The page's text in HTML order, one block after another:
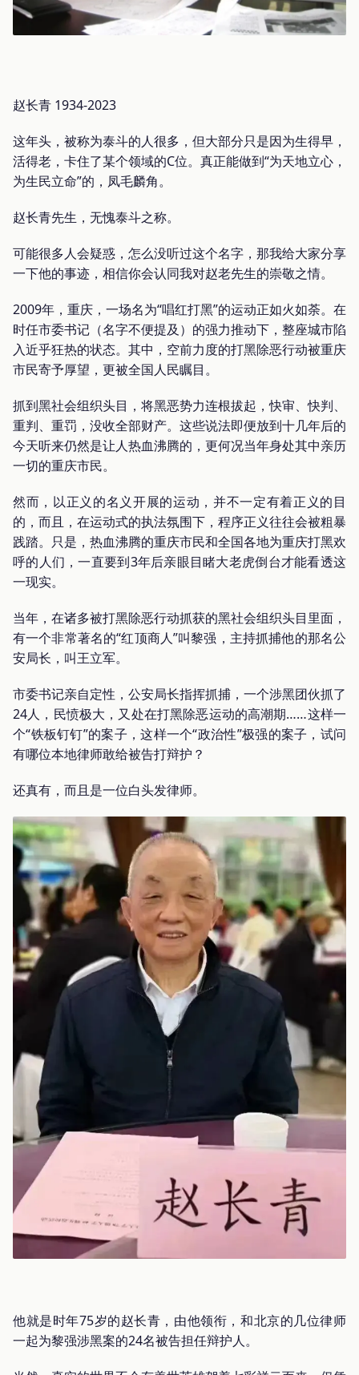
赵长青 1934-2023
这年头，被称为泰斗的人很多，但大部分只是因为生得早，
活得老，卡住了某个领域的C位。真正能做到“为天地立心，
为生民立命”的，凤毛麟角。
赵长青先生，无愧泰斗之称。
可能很多人会疑惑，怎么没听过这个名字，那我给大家分享
一下他的事迹，相信你会认同我对赵老先生的崇敬之情。
2009年，重庆，一场名为“唱红打黑”的运动正如火如荼。在
时任市委书记（名字不便提及）的强力推动下，整座城市陷
入近乎狂热的状态。其中，空前力度的打黑除恶行动被重庆
市民寄予厚望，更被全国人民瞩目。
抓到黑社会组织头目，将黑恶势力连根拔起，快审、快判、
重判、重罚，没收全部财产。这些说法即便放到十几年后的
今天听来仍然是让人热血沸腾的，更何况当年身处其中亲历
一切的重庆市民。
然而，以正义的名义开展的运动，并不一定有着正义的目
的，而且，在运动式的执法氛围下，程序正义往往会被粗暴
践踏。只是，热血沸腾的重庆市民和全国各地为重庆打黑欢
呼的人们，一直要到3年后亲眼目睹大老虎倒台才能看透这
一现实。
当年，在诸多被打黑除恶行动抓获的黑社会组织头目里面，
有一个非常著名的“红顶商人”叫黎强，主持抓捕他的那名公
安局长，叫王立军。
市委书记亲自定性，公安局长指挥抓捕，一个涉黑团伙抓了
24人，民愤极大，又处在打黑除恶运动的高潮期……这样一
个“铁板钉钉”的案子，这样一个“政治性”极强的案子，试问
有哪位本地律师敢给被告打辩护？
还真有，而且是一位白头发律师。
他就是时年75岁的赵长青，由他领衔，和北京的几位律师
一起为黎强涉黑案的24名被告担任辩护人。